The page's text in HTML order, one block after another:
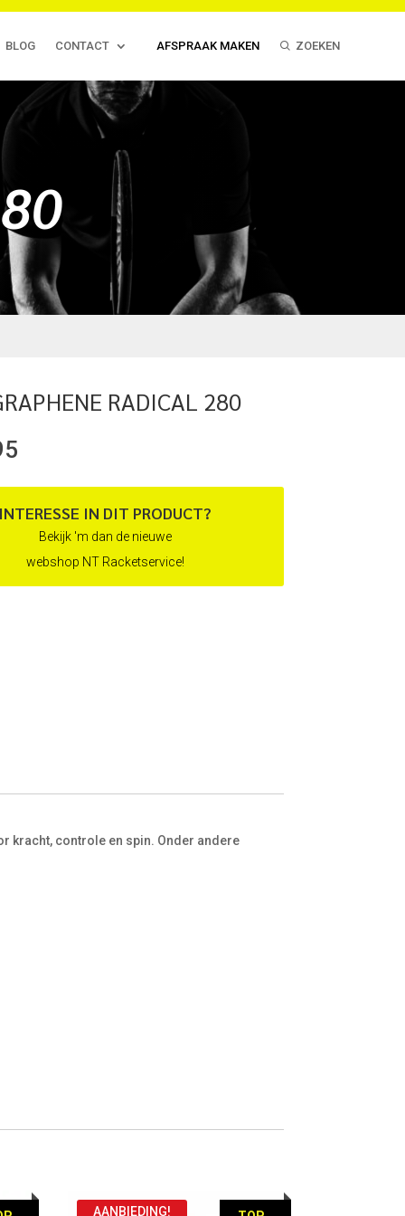
BLOG CONTACT AFSPRAAK MAKEN ZOEKEN
RADICAL 280
INTERESSE IN DIT PRODUCT?
Bekijk 'm dan de nieuwe
webshop NT Racketservice!
kracht, controle en spin. Onder andere
AANBIEDING!